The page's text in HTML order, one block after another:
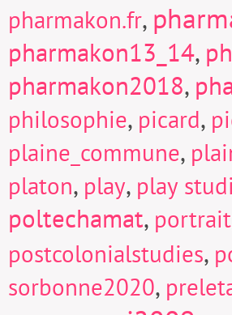
pharmakon.fr,
pharmakon13_14,
pharmakon2018,
philosophie, picard,
plaine_commune,
platon, play, play
poltechamat, portrait
postcolonialstudies,
sorbonne2020,